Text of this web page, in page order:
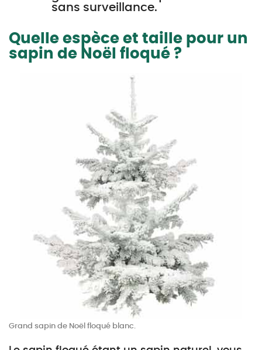
sans surveillance.
Quelle espèce et taille pour un
sapin de Noël floqué ?
Grand sapin de Noël floqué blanc.